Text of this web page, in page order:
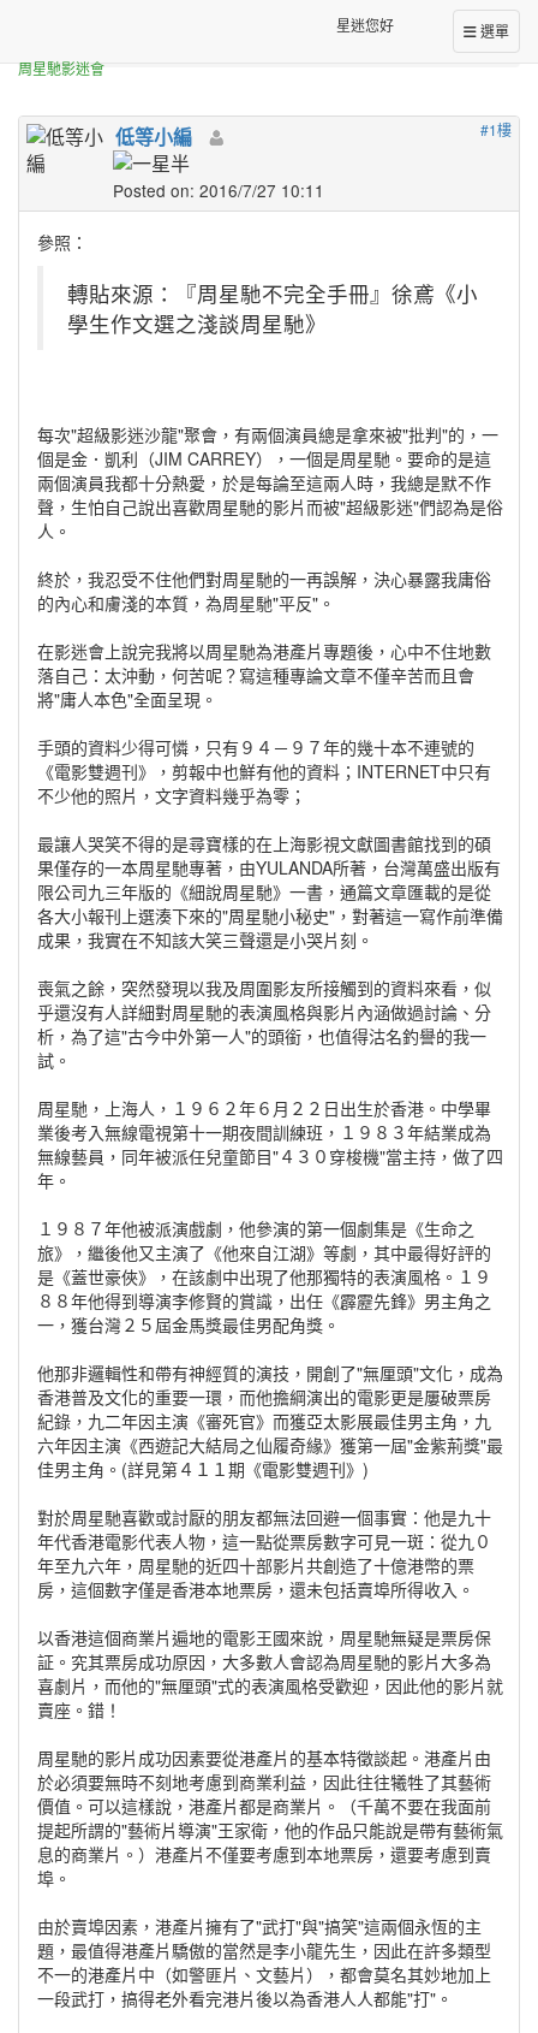
選單
星迷您好
周星馳影迷會
#1樓
低等小編
Posted on: 2016/7/27 10:11
參照：
轉貼來源：『周星馳不完全手冊』徐鳶《小
學生作文選之淺談周星馳》
每次"超級影迷沙龍"聚會，有兩個演員總是拿來被"批判"的，一
個是金．凱利（JIM CARREY），一個是周星馳。要命的是這
兩個演員我都十分熱愛，於是每論至這兩人時，我總是默不作
聲，生怕自己說出喜歡周星馳的影片而被"超級影迷"們認為是俗
人。
終於，我忍受不住他們對周星馳的一再誤解，決心暴露我庸俗
的內心和膚淺的本質，為周星馳"平反"。
在影迷會上說完我將以周星馳為港產片專題後，心中不住地數
落自己：太沖動，何苦呢？寫這種專論文章不僅辛苦而且會
將"庸人本色"全面呈現。
手頭的資料少得可憐，只有９４－９７年的幾十本不連號的
《電影雙週刊》，剪報中也鮮有他的資料；INTERNET中只有
不少他的照片，文字資料幾乎為零；
最讓人哭笑不得的是尋寶樣的在上海影視文獻圖書館找到的碩
果僅存的一本周星馳專著，由YULANDA所著，台灣萬盛出版有
限公司九三年版的《細說周星馳》一書，通篇文章匯載的是從
各大小報刊上選湊下來的"周星馳小秘史"，對著這一寫作前準備
成果，我實在不知該大笑三聲還是小哭片刻。
喪氣之餘，突然發現以我及周圍影友所接觸到的資料來看，似
乎還沒有人詳細對周星馳的表演風格與影片內涵做過討論、分
析，為了這"古今中外第一人"的頭銜，也值得沽名釣譽的我一
試。
周星馳，上海人，１９６２年６月２２日出生於香港。中學畢
業後考入無線電視第十一期夜間訓練班，１９８３年結業成為
無線藝員，同年被派任兒童節目"４３０穿梭機"當主持，做了四
年。
１９８７年他被派演戲劇，他參演的第一個劇集是《生命之
旅》，繼後他又主演了《他來自江湖》等劇，其中最得好評的
是《蓋世豪俠》，在該劇中出現了他那獨特的表演風格。１９
８８年他得到導演李修賢的賞識，出任《霹靂先鋒》男主角之
一，獲台灣２５屆金馬獎最佳男配角獎。
他那非邏輯性和帶有神經質的演技，開創了"無厘頭"文化，成為
香港普及文化的重要一環，而他擔綱演出的電影更是屢破票房
紀錄，九二年因主演《審死官》而獲亞太影展最佳男主角，九
六年因主演《西遊記大結局之仙履奇緣》獲第一屆"金紫荊獎"最
佳男主角。(詳見第４１１期《電影雙週刊》)
對於周星馳喜歡或討厭的朋友都無法回避一個事實：他是九十
年代香港電影代表人物，這一點從票房數字可見一斑：從九０
年至九六年，周星馳的近四十部影片共創造了十億港幣的票
房，這個數字僅是香港本地票房，還未包括賣埠所得收入。
以香港這個商業片遍地的電影王國來說，周星馳無疑是票房保
証。究其票房成功原因，大多數人會認為周星馳的影片大多為
喜劇片，而他的"無厘頭"式的表演風格受歡迎，因此他的影片就
賣座。錯！
周星馳的影片成功因素要從港產片的基本特徵談起。港產片由
於必須要無時不刻地考慮到商業利益，因此往往犧牲了其藝術
價值。可以這樣說，港產片都是商業片。（千萬不要在我面前
提起所謂的"藝術片導演"王家衛，他的作品只能說是帶有藝術氣
息的商業片。）港產片不僅要考慮到本地票房，還要考慮到賣
埠。
由於賣埠因素，港產片擁有了"武打"與"搞笑"這兩個永恆的主
題，最值得港產片驕傲的當然是李小龍先生，因此在許多類型
不一的港產片中（如警匪片、文藝片），都會莫名其妙地加上
一段武打，搞得老外看完港片後以為香港人人都能"打"。